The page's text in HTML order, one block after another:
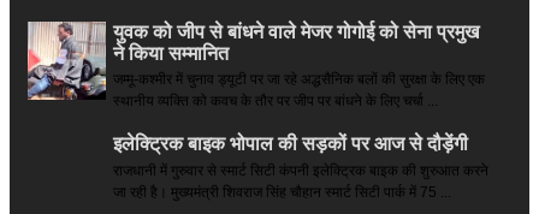
युवक को जीप से बांधने वाले मेजर गोगोई को सेना प्रमुख
ने किया सम्‍मानित
जम्मू-कश्मीर में चुनाव ड्यूटी पर जा रहे अद्धसैनिक बलों की सुरक्षा के लिए एक
स्थानीय व्यक्ति को कवच के तौर पर जीप पर बांधने के लिए चर्चा ...
इलेक्ट्रिक बाइक भोपाल की सड़कों पर आज से दौड़ेंगी
राजधानी में गुरुवार से स्मार्ट सिटी कंपनी इलेक्ट्रिक बाइक की शुरुआत करने
जा रही है। मुख्यमंत्री शिवराज सिंह चौहान स्मार्ट सिटी पार्क में 75 ...